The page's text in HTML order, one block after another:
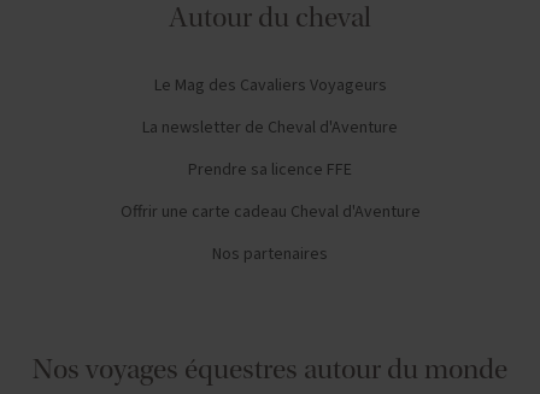
Autour du cheval
Le Mag des Cavaliers Voyageurs
La newsletter de Cheval d'Aventure
Prendre sa licence FFE
Offrir une carte cadeau Cheval d'Aventure
Nos partenaires
Nos voyages équestres autour du monde